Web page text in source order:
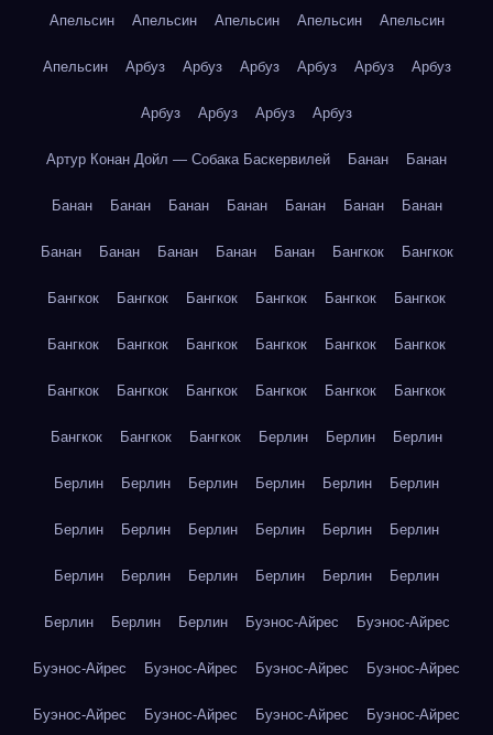
Апельсин Апельсин Апельсин Апельсин Апельсин
Апельсин Арбуз Арбуз Арбуз Арбуз Арбуз Арбуз
Арбуз Арбуз Арбуз Арбуз
Артур Конан Дойл — Собака Баскервилей Банан Банан
Банан Банан Банан Банан Банан Банан Банан
Банан Банан Банан Банан Банан Бангкок Бангкок
Бангкок Бангкок Бангкок Бангкок Бангкок Бангкок
Бангкок Бангкок Бангкок Бангкок Бангкок Бангкок
Бангкок Бангкок Бангкок Бангкок Бангкок Бангкок
Бангкок Бангкок Бангкок Берлин Берлин Берлин
Берлин Берлин Берлин Берлин Берлин Берлин
Берлин Берлин Берлин Берлин Берлин Берлин
Берлин Берлин Берлин Берлин Берлин Берлин
Берлин Берлин Берлин Буэнос-Айрес Буэнос-Айрес
Буэнос-Айрес Буэнос-Айрес Буэнос-Айрес Буэнос-Айрес
Буэнос-Айрес Буэнос-Айрес Буэнос-Айрес Буэнос-Айрес